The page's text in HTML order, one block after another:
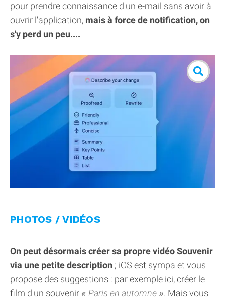
pour prendre connaissance d'un e-mail sans avoir à
ouvrir l'application, mais à force de notification, on
s'y perd un peu....
PHOTOS / VIDÉOS
On peut désormais créer sa propre vidéo Souvenir
via une petite description ; iOS est sympa et vous
propose des suggestions : par exemple ici, créer le
film d'un souvenir
Paris en automne
. Mais vous